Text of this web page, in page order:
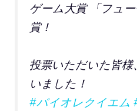
ゲーム大賞 「フュ
賞！
投票いただいた皆
いました！
#バイオレクイエム